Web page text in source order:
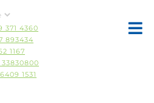
371 4360
893434
1167
33830800
1531